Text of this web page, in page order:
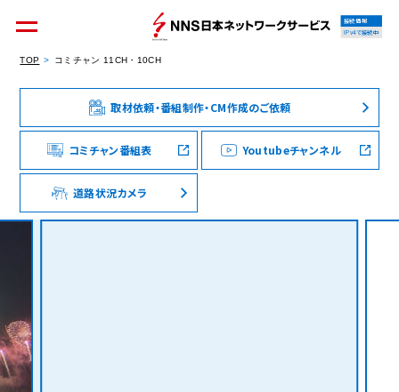
個人のお客様 集合住宅オーナーの方
法人のお客様 料金シミュレーション
接続情報
IPv4で接続中
TOP コミチャン 11CH・10CH
取材依頼・番組制作・CM作成のご依頼
コミチャン番組表 Youtubeチャンネル
道路状況カメラ